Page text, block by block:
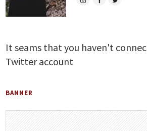
It seams that you haven't
Twitter account
BANNER